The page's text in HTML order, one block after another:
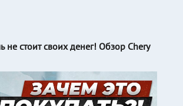
не стоит своих денег! Обзор Chery